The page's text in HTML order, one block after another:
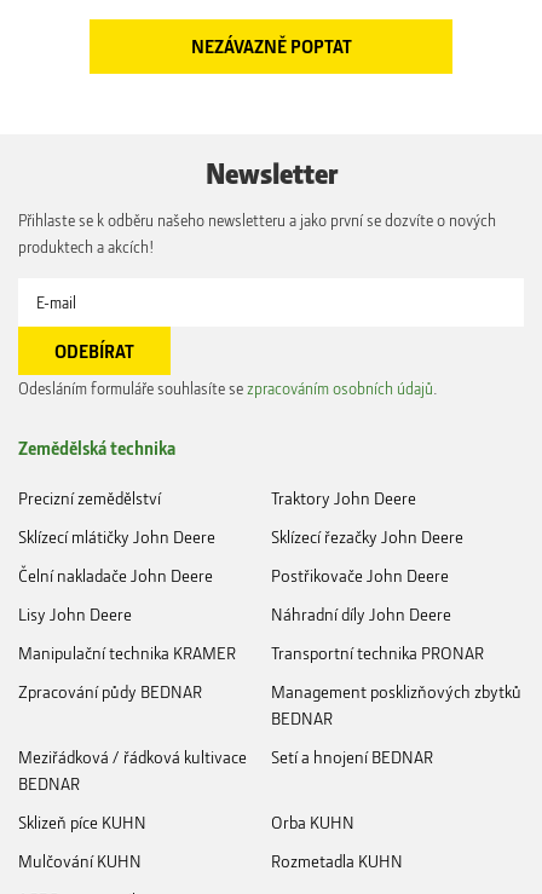
Newsletter
Přihlaste se k odběru našeho newsletteru a jako první se dozvíte o nových
produktech a akcích!
Odesláním formuláře souhlasíte sezpracováním osobních údajů
Zemědělská technika
Precizní zemědělství
Traktory John Deere
Sklízecí mlátičky John Deere
Sklízecí řezačky John Deere
Čelní nakladače John Deere
Postřikovače John Deere
Lisy John Deere
Náhradní díly John Deere
Manipulační technika KRAMER
Transportní technika PRONAR
Zpracování půdy BEDNAR
Management posklizňových zbytků
BEDNAR
Meziřádková / řádková kultivace
BEDNAR
Setí a hnojení BEDNAR
Sklizeň píce KUHN
Orba KUHN
Mulčování KUHN
Rozmetadla KUHN